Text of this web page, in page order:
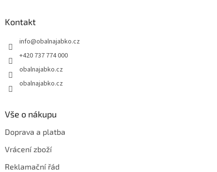
Kontakt
info@obalnajabko.cz
+420 737 774 000
obalnajabko.cz
obalnajabko.cz
Vše o nákupu
Doprava a platba
Vrácení zboží
Reklamační řád